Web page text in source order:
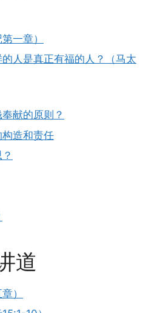
一章）
人是真正有福的人？（马太
献的原则？
造和责任
道
）